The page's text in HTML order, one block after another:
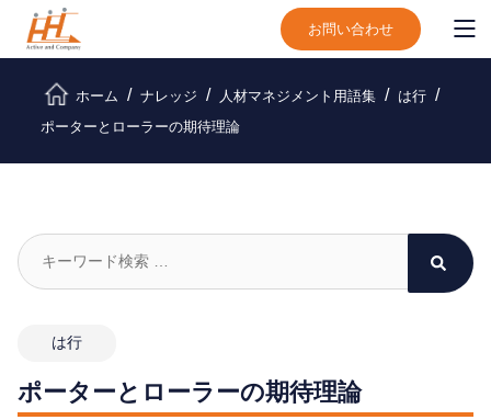
お問い合わせ
ホーム ナレッジ 人材マネジメント用語集
は行
ポーターとローラーの期待理論
は行
ポーターとローラーの期待理論